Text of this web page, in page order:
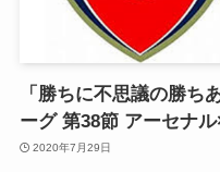
「勝ちに不思議の勝ち
ーグ 第38節 アーセナ
2020年7月29日